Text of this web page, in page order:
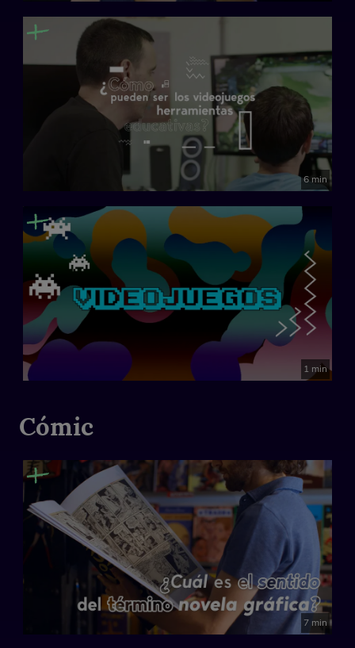
6 min
1 min
Cómic
7 min